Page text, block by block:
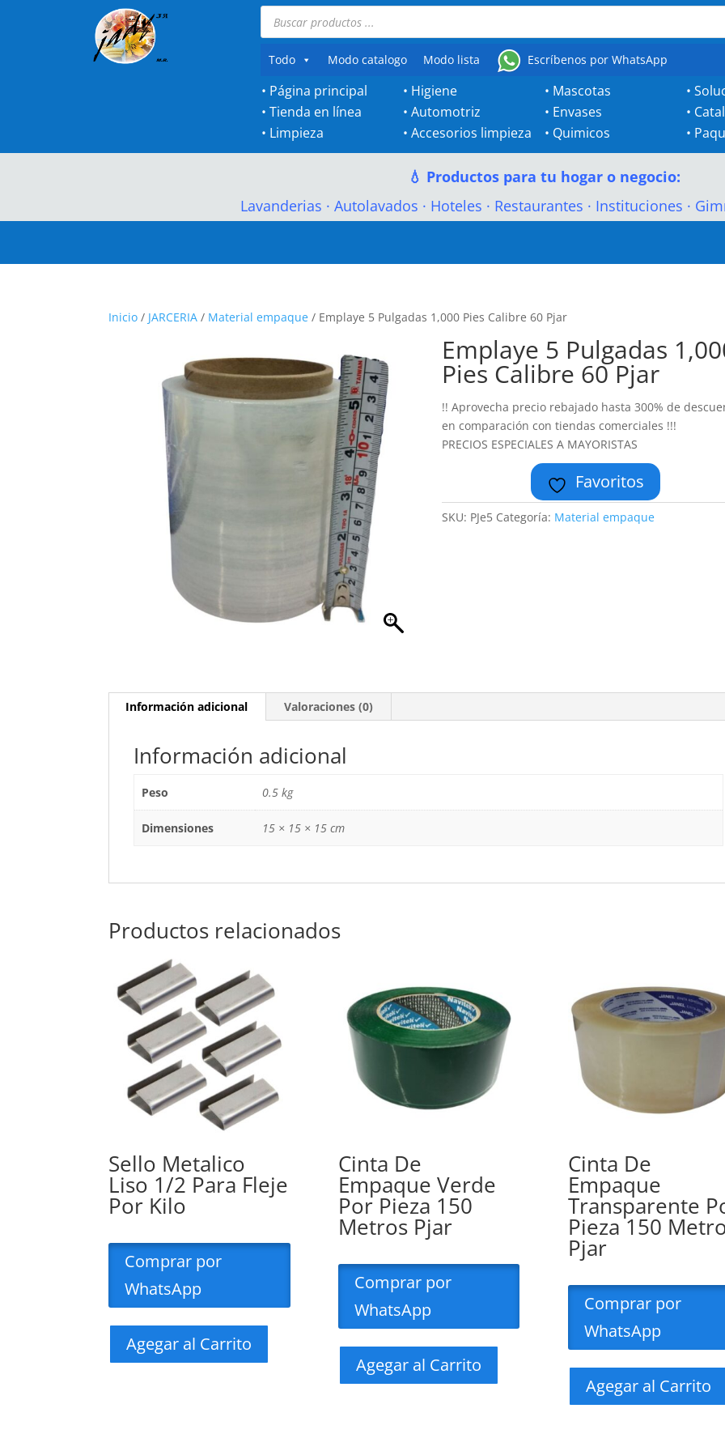
Búsqueda
productos
Todo
Modo catalogo Modo lista Escríbenos por WhatsApp
• Página principal
•Tienda en línea
• Limpieza
• Higiene
•Automotriz
•Accesorios limpieza
• Mascotas
• Envases
• Quimicos
•
•
•
💧 Productos para tu hogar o negocio:
Lavanderias · Autolavados · Hoteles · Restaurantes · Instituciones ·
Inicio / JARCERIA / Material empaque / Emplaye 5 Pulgadas 1,000 Pies Calibre 60 Pjar
Emplaye 5 Pulgadas
Pies Calibre 60 Pjar
!! Aprovecha precio rebajado hasta 300% de
en comparación con tiendas comerciales !!!
PRECIOS ESPECIALES A MAYORISTAS
Favoritos
SKU: PJe5 Categoría: Material empaque
Información adicional Valoraciones (0)
Información adicional
Peso 0.5 kg
Dimensiones 15 × 15 × 15 cm
Productos relacionados
Sello Metalico
Liso 1/2 Para Fleje
Por Kilo
Comprar por
WhatsApp
Agegar al Carrito
Cinta De
Empaque Verde
Por Pieza 150
Metros Pjar
Comprar por
WhatsApp
Agegar al Carrito
Cinta De
Empaque
Transparente
Pieza 150
Pjar
Comprar por
WhatsApp
Agegar al Carrito